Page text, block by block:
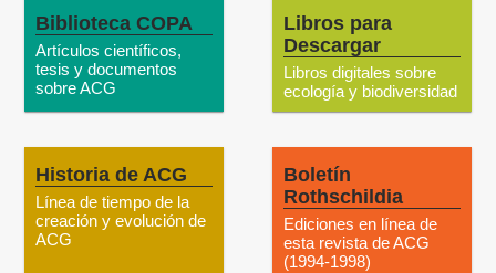
Biblioteca COPA
Artículos científicos,
tesis y documentos
sobre ACG
Libros para
Descargar
Libros digitales sobre
ecología y biodiversidad
Historia de ACG
Línea de tiempo de la
creación y evolución de
ACG
Boletín
Rothschildia
Ediciones en línea de
esta revista de ACG
(1994-1998)